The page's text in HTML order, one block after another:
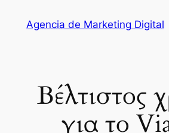
Agencia de Marketing Digital
Βέλτιστος
για το